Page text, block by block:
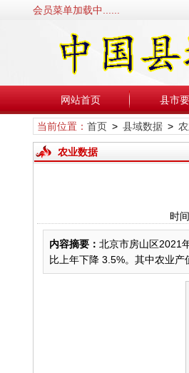
会员菜单加载中......
网站首页 县市
当前位置： 首页> 县域数据>
农业数据
时
内容摘要： 北京市房山区2021
比上年下降 3.5%。其中农业